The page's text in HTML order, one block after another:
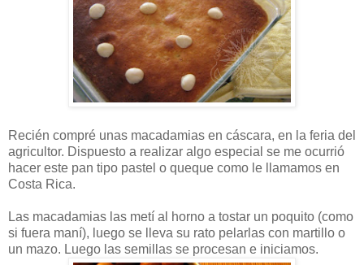
Recién compré unas macadamias en cáscara, en la feria del
agricultor. Dispuesto a realizar algo especial se me ocurrió
hacer este pan tipo pastel o queque como le llamamos en
Costa Rica.
Las macadamias las metí al horno a tostar un poquito (como
si fuera maní), luego se lleva su rato pelarlas con martillo o
un mazo. Luego las semillas se procesan e iniciamos.